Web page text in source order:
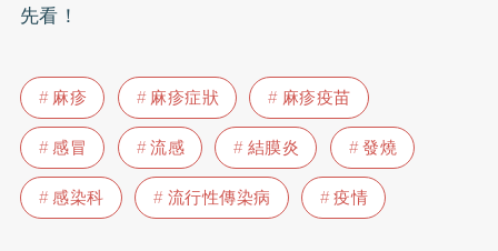
先看！
麻疹 麻疹症狀
麻疹疫苗
感冒
流感 結膜炎
發燒
感染科
流行性傳染病 疫情